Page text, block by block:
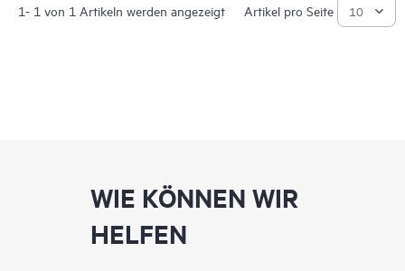
1- 1 von 1 Artikeln werden angezeigt Artikel pro Seite
WIE KÖNNEN WIR
HELFEN